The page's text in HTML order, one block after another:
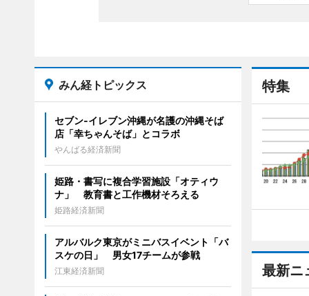
特集
最新ニ
みん経トピックス
セブン‐イレブン沖縄が名護の沖縄そば
店「幸ちゃんそば」とコラボ
やんばる経済新聞
姫路・書写に複合学習施設「オティウ
ナ」 教育書と工作機材そろえる
姫路経済新聞
アルバルク東京がミニバスイベント「バ
スケの日」 男女17チームが参戦
江東経済新聞